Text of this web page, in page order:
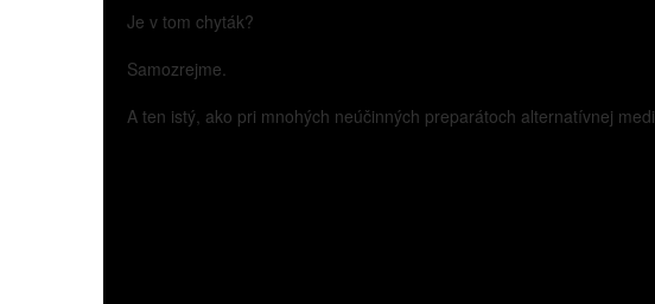
Je v tom chyták?
Samozrejme.
A ten istý, ako pri mnohých neúčinných preparátoch alternatívnej